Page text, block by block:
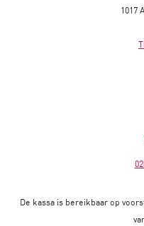
1017
De kassa is bereikbaar op